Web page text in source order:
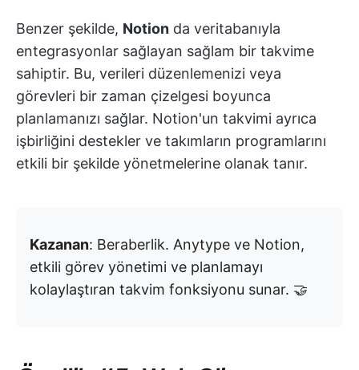
Benzer şekilde, Notion da veritabanıyla
entegrasyonlar sağlayan sağlam bir takvime
sahiptir. Bu, verileri düzenlemenizi veya
görevleri bir zaman çizelgesi boyunca
planlamanızı sağlar. Notion'un takvimi ayrıca
işbirliğini destekler ve takımların programlarını
etkili bir şekilde yönetmelerine olanak tanır.
Kazanan: Beraberlik. Anytype ve Notion,
etkili görev yönetimi ve planlamayı
kolaylaştıran takvim fonksiyonu sunar. 🤝